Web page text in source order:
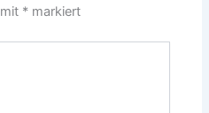
* markiert